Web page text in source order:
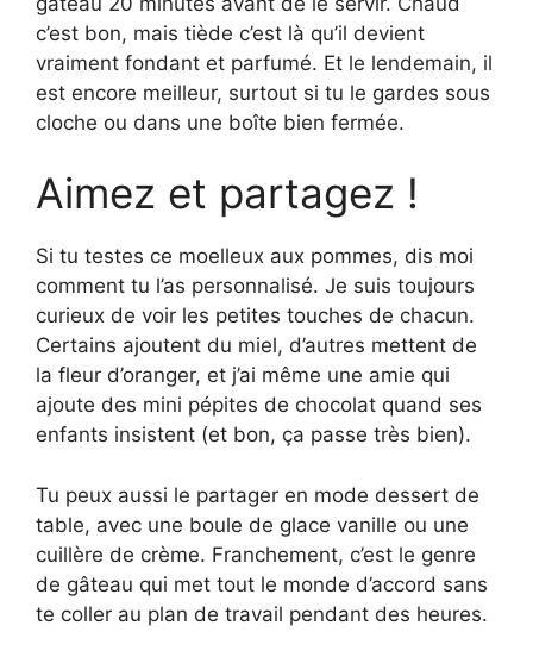
c’est bon, mais tiède c’est là qu’il devient
vraiment fondant et parfumé. Et le lendemain, il
est encore meilleur, surtout si tu le gardes sous
cloche ou dans une boîte bien fermée.
Aimez et partagez !
Si tu testes ce moelleux aux pommes, dis moi
comment tu l’as personnalisé. Je suis toujours
curieux de voir les petites touches de chacun.
Certains ajoutent du miel, d’autres mettent de
la fleur d’oranger, et j’ai même une amie qui
ajoute des mini pépites de chocolat quand ses
enfants insistent (et bon, ça passe très bien).
Tu peux aussi le partager en mode dessert de
table, avec une boule de glace vanille ou une
cuillère de crème. Franchement, c’est le genre
de gâteau qui met tout le monde d’accord sans
te coller au plan de travail pendant des heures.